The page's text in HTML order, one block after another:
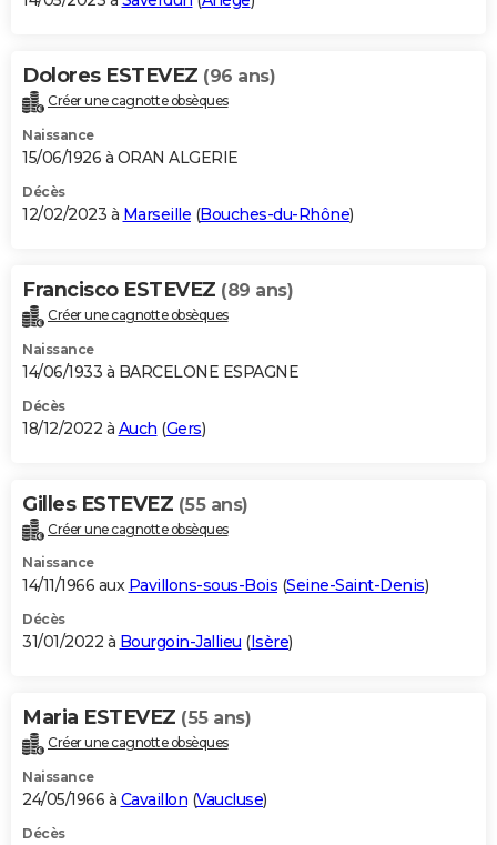
Dolores ESTEVEZ (96 ans)
Créer une cagnotte obsèques
Naissance
15/06/1926 à ORAN ALGERIE
Décès
12/02/2023 à Marseille (Bouches-du-Rhône)
Francisco ESTEVEZ (89 ans)
Créer une cagnotte obsèques
Naissance
14/06/1933 à BARCELONE ESPAGNE
Décès
18/12/2022 à Auch (Gers)
Gilles ESTEVEZ (55 ans)
Créer une cagnotte obsèques
Naissance
14/11/1966 aux Pavillons-sous-Bois (Seine-Saint-Denis)
Décès
31/01/2022 à Bourgoin-Jallieu (Isère)
Maria ESTEVEZ (55 ans)
Créer une cagnotte obsèques
Naissance
24/05/1966 à Cavaillon (Vaucluse)
Décès